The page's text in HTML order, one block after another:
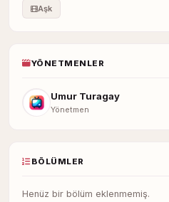
Aşk
YÖNETMENLER
Umur Turagay
Yönetmen
BÖLÜMLER
Henüz bir bölüm eklenmemiş.